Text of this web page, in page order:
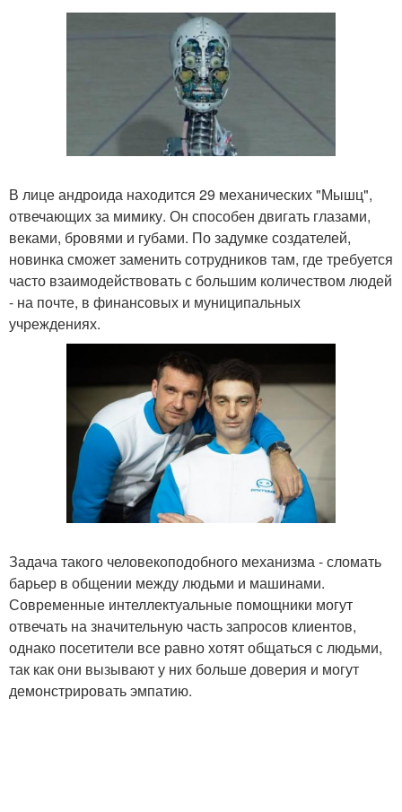
В лице андроида находится 29 механических "Мышц",
отвечающих за мимику. Он способен двигать глазами,
веками, бровями и губами. По задумке создателей,
новинка сможет заменить сотрудников там, где требуется
часто взаимодействовать с большим количеством людей
- на почте, в финансовых и муниципальных
учреждениях.
Задача такого человекоподобного механизма - сломать
барьер в общении между людьми и машинами.
Современные интеллектуальные помощники могут
отвечать на значительную часть запросов клиентов,
однако посетители все равно хотят общаться с людьми,
так как они вызывают у них больше доверия и могут
демонстрировать эмпатию.